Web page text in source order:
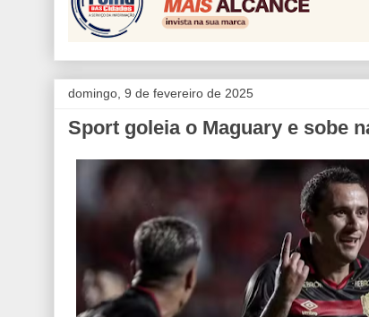
domingo, 9 de fevereiro de 2025
Sport goleia o Maguary e sobe